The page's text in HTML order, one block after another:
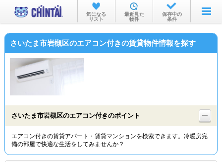
お部屋を探す
沿線・駅から
物件特集から
TOP
気になる
リスト
最近見た
物件
保存中の
条件
さいたま市岩槻区のエアコン付きの賃貸物件情報を探す
さいたま市岩槻区のエアコン付きのポイント
エアコン付きの賃貸アパート・賃貸マンションを検索できます。冷暖房完
備の部屋で快適な生活をしてみませんか？